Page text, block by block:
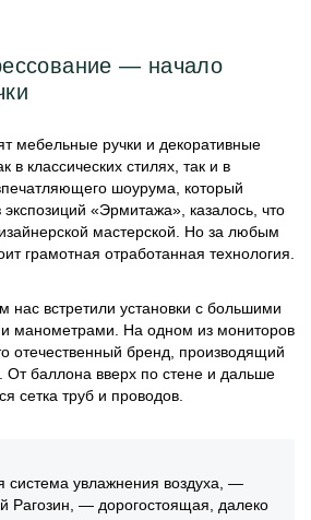
— начало
мебельные ручки и декоративные
в классических стилях, так и в
шоурума, который
«Эрмитажа», казалось, что
мастерской. Но за любым
грамотная отработанная технология.
встретили установки с большими
манометрами. На одном из мониторов
отечественный бренд, производящий
От баллона вверх по стене и дальше
сетка труб и проводов.
система увлажнения воздуха, —
Рагозин, — дорогостоящая, далеко